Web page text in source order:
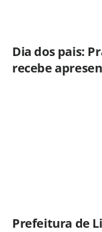
Dia dos pais:
recebe
Prefeitura de